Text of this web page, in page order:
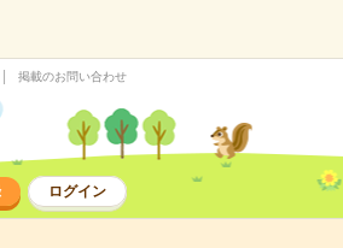
掲載のお問い合わせ
ログイン